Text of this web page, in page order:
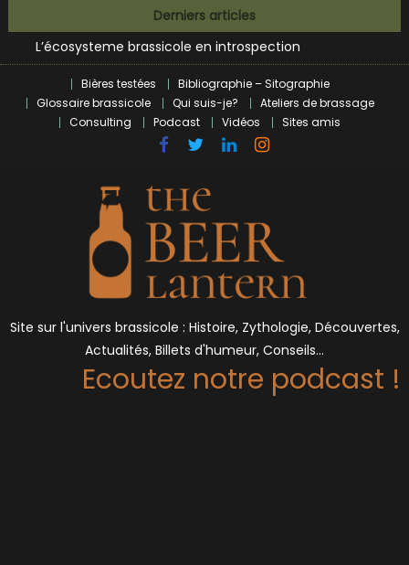
to
content
Derniers articles
L’écosysteme brassicole en introspection
Zoumaï : pionnier de la révolution craft à Marseille
L’intelligence artificielle dans le milieu brassicole
BrewDog racheté par Tilray pour une bouchée de pain ?
Bières et célébrités
Bières testées
Bibliographie – Sitographie
Glossaire brassicole
Qui suis-je?
Ateliers de brassage
Consulting
Podcast Vidéos Sites amis
Site sur l'univers brassicole : Histoire, Zythologie, Découvertes,
Actualités, Billets d'humeur, Conseils…
Ecoutez notre podcast !